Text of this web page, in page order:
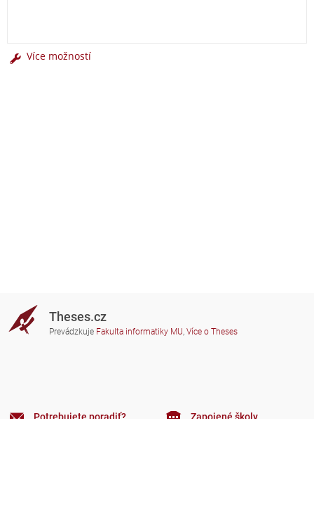
Více možností
Theses.cz
Prevádzkuje Fakulta informatiky MU, Více o Theses
Potrebujete poradiť? Zapojené školy